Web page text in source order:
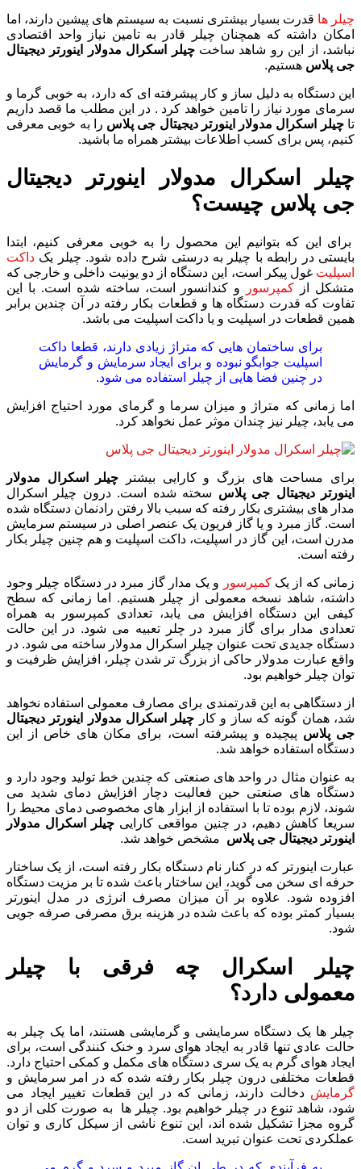
چیلر ها قدرت بسیار بیشتری نسبت به سیستم های پیشین دارند، اما
امکان داشته که همچنان چیلر قادر به تامین نیاز واحد اقتصادی
نباشد، از این رو شاهد ساختچیلر اسکرال مدولار اینورتر دیجیتال
جی پلاس هستیم.
این دستگاه به دلیل ساز و کار پیشرفته ای که دارد، به خوبی گرما و
سرمای مورد نیاز را تامین خواهد کرد . در این مطلب ما قصد داریم
تاچیلر اسکرال مدولار اینورتر دیجیتال جی پلاس را به خوبی معرفی
کنیم، پس برای کسب اطلاعات بیشتر همراه ما باشید.
چیلر اسکرال مدولار اینورتر دیجیتال
جی پلاس چیست؟
برای این که بتوانیم این محصول را به خوبی معرفی کنیم، ابتدا
بایستی در رابطه با چیلر به درستی شرح داده شود. چیلر یک داکت
اسپلیت غول پیکر است، این دستگاه از دو یونیت داخلی و خارجی که
متشکل از کمپرسور
و کندانسور است، ساخته شده است. با این
تفاوت که قدرت دستگاه ها و قطعات بکار رفته در آن چندین برابر
همین قطعات در اسپلیت و یا داکت اسپلیت می باشد.
برای ساختمان هایی که متراژ زیادی دارند، قطعا داکت
اسپلیت جوابگو نبوده و برای ایجاد سرمایش و گرمایش
در چنین فضا هایی از چیلر استفاده می شود.
اما زمانی که متراژ و میزان سرما و گرمای مورد احتیاج افزایش
می یابد، چیلر نیز چندان موثر عمل نخواهد کرد.
برای مساحت های بزرگ و کارایی بیشتر چیلر اسکرال مدولار
اینورتر دیجیتال جی پلاس سخته شده است. درون چیلر اسکرال
مدار های بیشتری بکار رفته که سبب بالا رفتن رادنمان دستگاه شده
است. گاز مبرد و یا گاز فریون یک عنصر اصلی در سیستم سرمایش
مدرن است، این گاز در اسپلیت، داکت اسپلیت و هم چنین چیلر بکار
رفته است.
زمانی که از یککمپرسور
و یک مدار گاز مبرد در دستگاه چیلر وجود
داشته، شاهد نسخه معمولی از چیلر هستیم. اما زمانی که سطح
کیفی این دستگاه افزایش می یابد، تعدادی کمپرسور به همراه
تعدادی مدار برای گاز مبرد در چلر تعبیه می شود. در این حالت
دستگاه جدیدی تحت عنوان چیلر اسکرال مدولار ساخته می شود. در
واقع عبارت مدولار حاکی از بزرگ تر شدن چیلر، افزایش ظرفیت و
توان چیلر خواهیم بود.
از دستگاهی به این قدرتمندی برای مصارف معمولی استفاده نخواهد
شد، همان گونه که ساز و کار چیلر اسکرال مدولار اینورتر دیجیتال
جی پلاس پیچیده و پیشرفته است، برای مکان های خاص از این
دستگاه استفاده خواهد شد.
به عنوان مثال در واحد های صنعتی که چندین خط تولید وجود دارد و
دستگاه های صنعتی حین فعالیت دچار افزایش دمای شدید می
شوند، لازم بوده تا با استفاده از ابزار های مخصوصی دمای محیط را
سریعا کاهش دهیم، در چنین مواقعی کارایی چیلر اسکرال مدولار
اینورتر دیجیتال جی پلاس مشخص خواهد شد.
عبارت اینورتر که در کنار نام دستگاه بکار رفته است، از یک ساختار
حرفه ای سخن می گوید، این ساختار باعث شده تا بر مزیت دستگاه
افزوده شود. علاوه بر آن میزان مصرف انرژی در مدل اینورتر
بسیار کمتر بوده که باعث شده در هزینه برق مصرفی صرفه جویی
شود.
چیلر اسکرال چه فرقی با چیلر
معمولی دارد؟
چیلر ها یک دستگاه سرمایشی و گرمایشی هستند، اما یک چیلر به
حالت عادی تنها قادر به ایجاد هوای سرد و خنک کنندگی است، برای
ایجاد هوای گرم به یک سری دستگاه های مکمل و کمکی احتیاج دارد.
قطعات مختلفی درون چیلر بکار رفته شده که در امر سرمایش و
گرمایش دخالت دارند، زمانی که در این قطعات تغییر ایجاد می
شود، شاهد تنوع در چیلر خواهیم بود. چیلر ها به صورت کلی از دو
گروه مجزا تشکیل شده اند، این تنوع ناشی از سیکل کاری و توان
عملکردی تحت عنوان تبرید است.